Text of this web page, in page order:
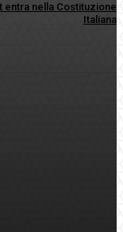
entra nella Costituzione
Italiana